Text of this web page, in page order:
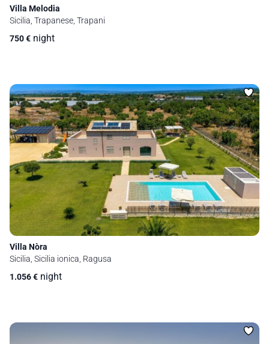
Villa Melodia
Sicilia, Trapanese, Trapani
750€ night
Villa Nòra
Sicilia, Sicilia ionica, Ragusa
1.056€ night